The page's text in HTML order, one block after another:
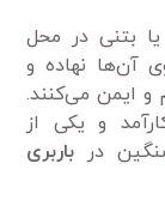
یا بتنی در محل
آن‌ها نهاده و
ایمن می‌کنند.
و یکی از
در باربری